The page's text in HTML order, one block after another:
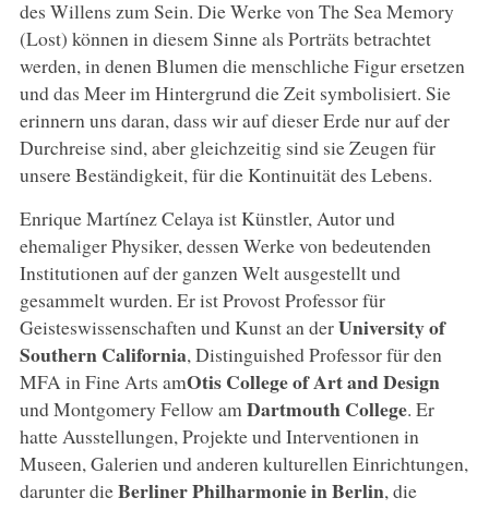
des Willens zum Sein. Die Werke von The Sea Memory
(Lost) können in diesem Sinne als Porträts betrachtet
werden, in denen Blumen die menschliche Figur ersetzen
und das Meer im Hintergrund die Zeit symbolisiert. Sie
erinnern uns daran, dass wir auf dieser Erde nur auf der
Durchreise sind, aber gleichzeitig sind sie Zeugen für
unsere Beständigkeit, für die Kontinuität des Lebens.
Enrique Martínez Celaya ist Künstler, Autor und
ehemaliger Physiker, dessen Werke von bedeutenden
Institutionen auf der ganzen Welt ausgestellt und
gesammelt wurden. Er ist Provost Professor für
Geisteswissenschaften und Kunst an derUniversity of
Southern California, Distinguished Professor für den
MFA in Fine Arts amOtis College of Art and Design
und Montgomery Fellow am Dartmouth College. Er
hatte Ausstellungen, Projekte und Interventionen in
Museen, Galerien und anderen kulturellen Einrichtungen,
darunter dieBerliner Philharmonie in Berlin, die